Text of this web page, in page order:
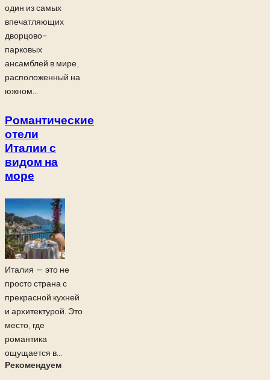
один из самых
впечатляющих
дворцово-
парковых
ансамблей в мире,
расположенный на
южном...
Романтические
отели
Италии с
видом на
море
Италия — это не
просто страна с
прекрасной кухней
и архитектурой. Это
место, где
романтика
ощущается в...
Рекомендуем